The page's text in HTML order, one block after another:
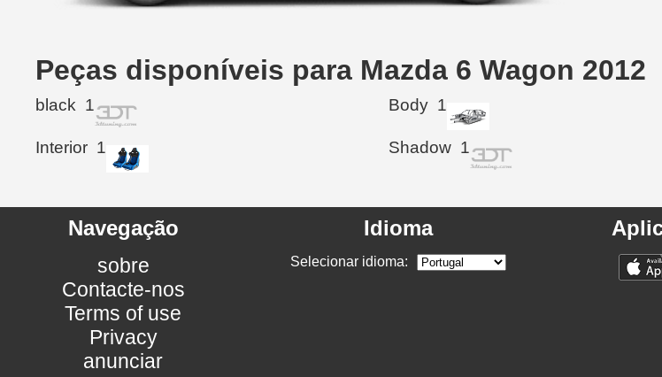
Peças disponíveis para Mazda 6 Wagon 2012
black 1 Body 1
Interior 1 Shadow 1
Navegação
sobre
Contacte-nos
Terms of use
Privacy
anunciar
Idioma
Selecionar idioma: